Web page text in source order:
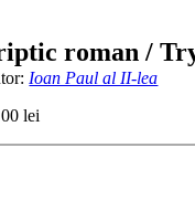
roman /
Ioan Paul al II-lea
lei